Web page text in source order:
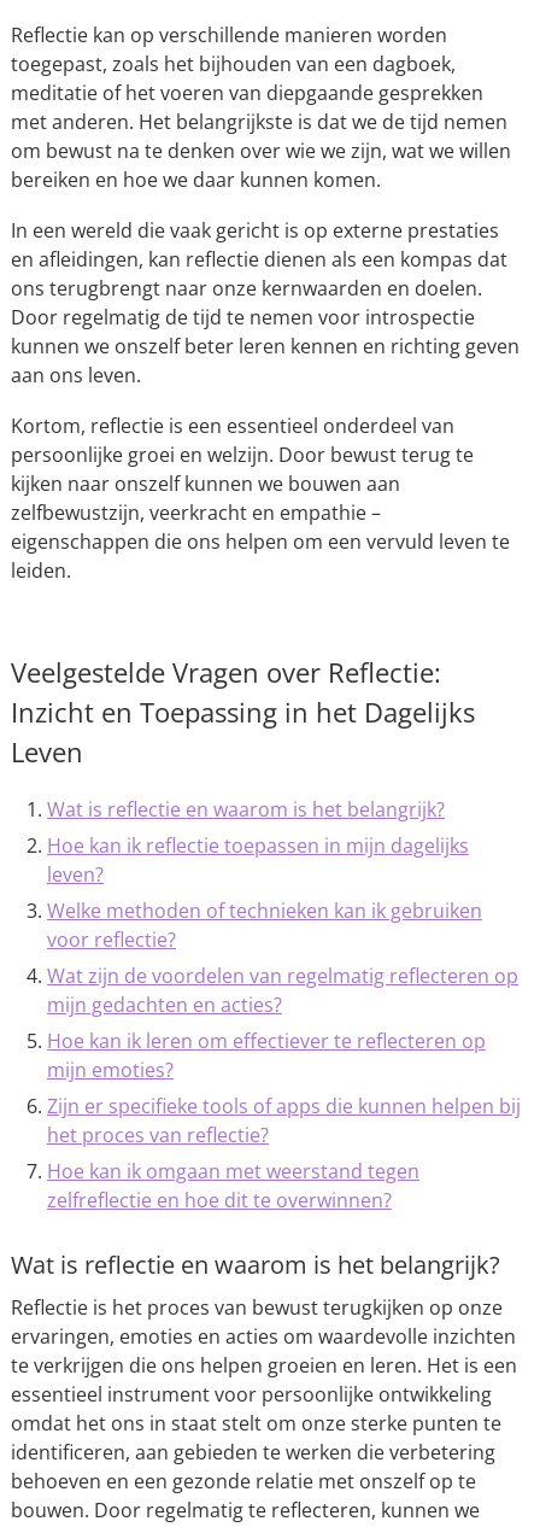
Reflectie kan op verschillende manieren worden
toegepast, zoals het bijhouden van een dagboek,
meditatie of het voeren van diepgaande gesprekken
met anderen. Het belangrijkste is dat we de tijd nemen
om bewust na te denken over wie we zijn, wat we willen
bereiken en hoe we daar kunnen komen.
In een wereld die vaak gericht is op externe prestaties
en afleidingen, kan reflectie dienen als een kompas dat
ons terugbrengt naar onze kernwaarden en doelen.
Door regelmatig de tijd te nemen voor introspectie
kunnen we onszelf beter leren kennen en richting geven
aan ons leven.
Kortom, reflectie is een essentieel onderdeel van
persoonlijke groei en welzijn. Door bewust terug te
kijken naar onszelf kunnen we bouwen aan
zelfbewustzijn, veerkracht en empathie –
eigenschappen die ons helpen om een vervuld leven te
leiden.
Veelgestelde Vragen over Reflectie:
Inzicht en Toepassing in het Dagelijks
Leven
Wat is reflectie en waarom is het belangrijk?
Hoe kan ik reflectie toepassen in mijn dagelijks
leven?
Welke methoden of technieken kan ik gebruiken
voor reflectie?
Wat zijn de voordelen van regelmatig reflecteren op
mijn gedachten en acties?
Hoe kan ik leren om effectiever te reflecteren op
mijn emoties?
Zijn er specifieke tools of apps die kunnen helpen bij
het proces van reflectie?
Hoe kan ik omgaan met weerstand tegen
zelfreflectie en hoe dit te overwinnen?
Wat is reflectie en waarom is het belangrijk?
Reflectie is het proces van bewust terugkijken op onze
ervaringen, emoties en acties om waardevolle inzichten
te verkrijgen die ons helpen groeien en leren. Het is een
essentieel instrument voor persoonlijke ontwikkeling
omdat het ons in staat stelt om onze sterke punten te
identificeren, aan gebieden te werken die verbetering
behoeven en een gezonde relatie met onszelf op te
bouwen. Door regelmatig te reflecteren, kunnen we